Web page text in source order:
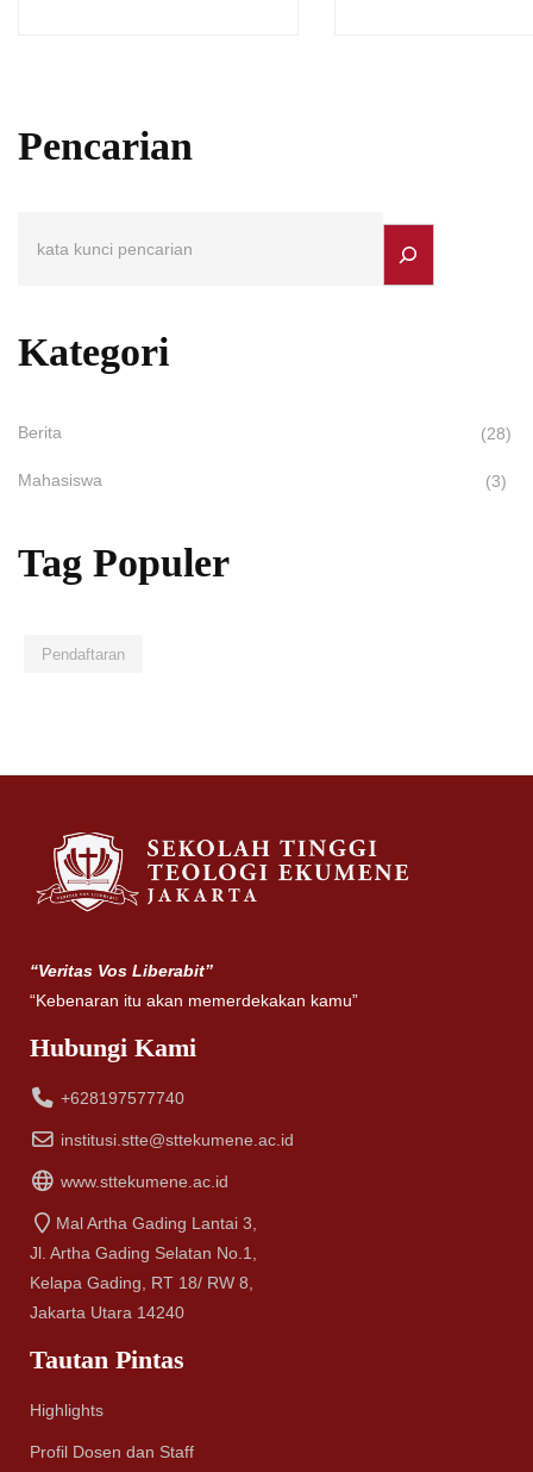
Pencarian
Kategori
Berita (28)
Mahasiswa (3)
Tag Populer
Pendaftaran
“Veritas Vos Liberabit”
“Kebenaran itu akan memerdekakan kamu”
Hubungi Kami
+628197577740
institusi.stte@sttekumene.ac.id
www.sttekumene.ac.id
Mal Artha Gading Lantai 3,
Jl. Artha Gading Selatan No.1,
Kelapa Gading, RT 18/ RW 8,
Jakarta Utara 14240
Tautan Pintas
Highlights
Profil Dosen dan Staff